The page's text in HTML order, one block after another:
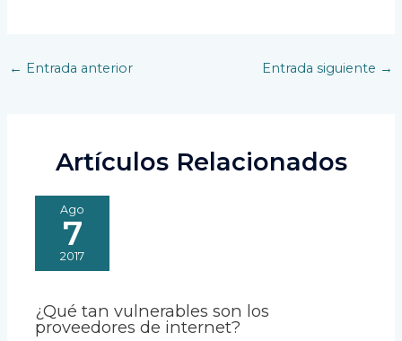
Navegación
← Entrada anterior Entrada siguiente →
Artículos Relacionados
Ago
7
2017
¿Qué tan vulnerables son los
proveedores de internet?